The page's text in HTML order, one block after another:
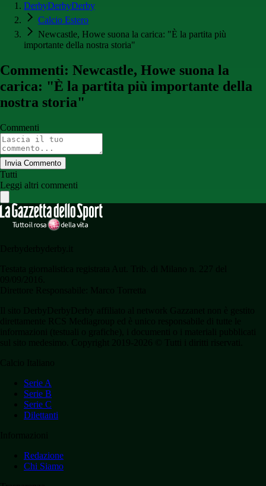
DerbyDerbyDerby
Calcio Estero
Newcastle, Howe suona la carica: "È la partita più
importante della nostra storia"
Commenti: Newcastle, Howe suona la
carica: "È la partita più importante della
nostra storia"
Commenti
Invia Commento
Tutti
Leggi altri commenti
Serie A
Serie B
Serie C
Dilettanti
Redazione
Chi Siamo